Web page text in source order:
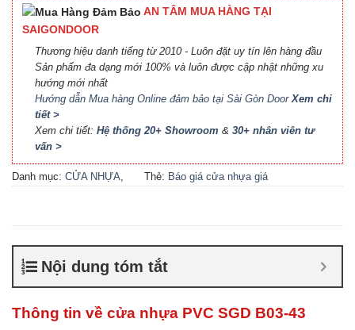
AN TÂM MUA HÀNG TẠI
SAIGONDOOR
Thương hiệu danh tiếng từ 2010 - Luôn đặt uy tín lên hàng đầu
Sản phẩm đa dạng mới 100% và luôn được cập nhật những xu
hướng mới nhất
Hướng dẫn Mua hàng Online đảm bảo tại Sài Gòn DoorXem chi
tiết >
Xem chi tiết: Hệ thống 20+ Showroom & 30+ nhân viên tư
vấn >
Danh mục: CỬA NHỰA,
Thẻ: Báo giá cửa nhựa giá
giá rẻ tphcm
thường giá rẻ
nhựa xếp nhà vệ sinh,Lắp
Nội dung tóm tắt
Thông tin về cửa nhựa PVC SGD B03-43